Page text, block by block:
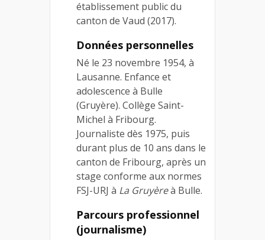
établissement public du
canton de Vaud (2017).
Données personnelles
Né le 23 novembre 1954, à
Lausanne. Enfance et
adolescence à Bulle
(Gruyère). Collège Saint-
Michel à Fribourg.
Journaliste dès 1975, puis
durant plus de 10 ans dans le
canton de Fribourg, après un
stage conforme aux normes
FSJ-URJ à La Gruyèreà Bulle.
Parcours professionnel
(journalisme)